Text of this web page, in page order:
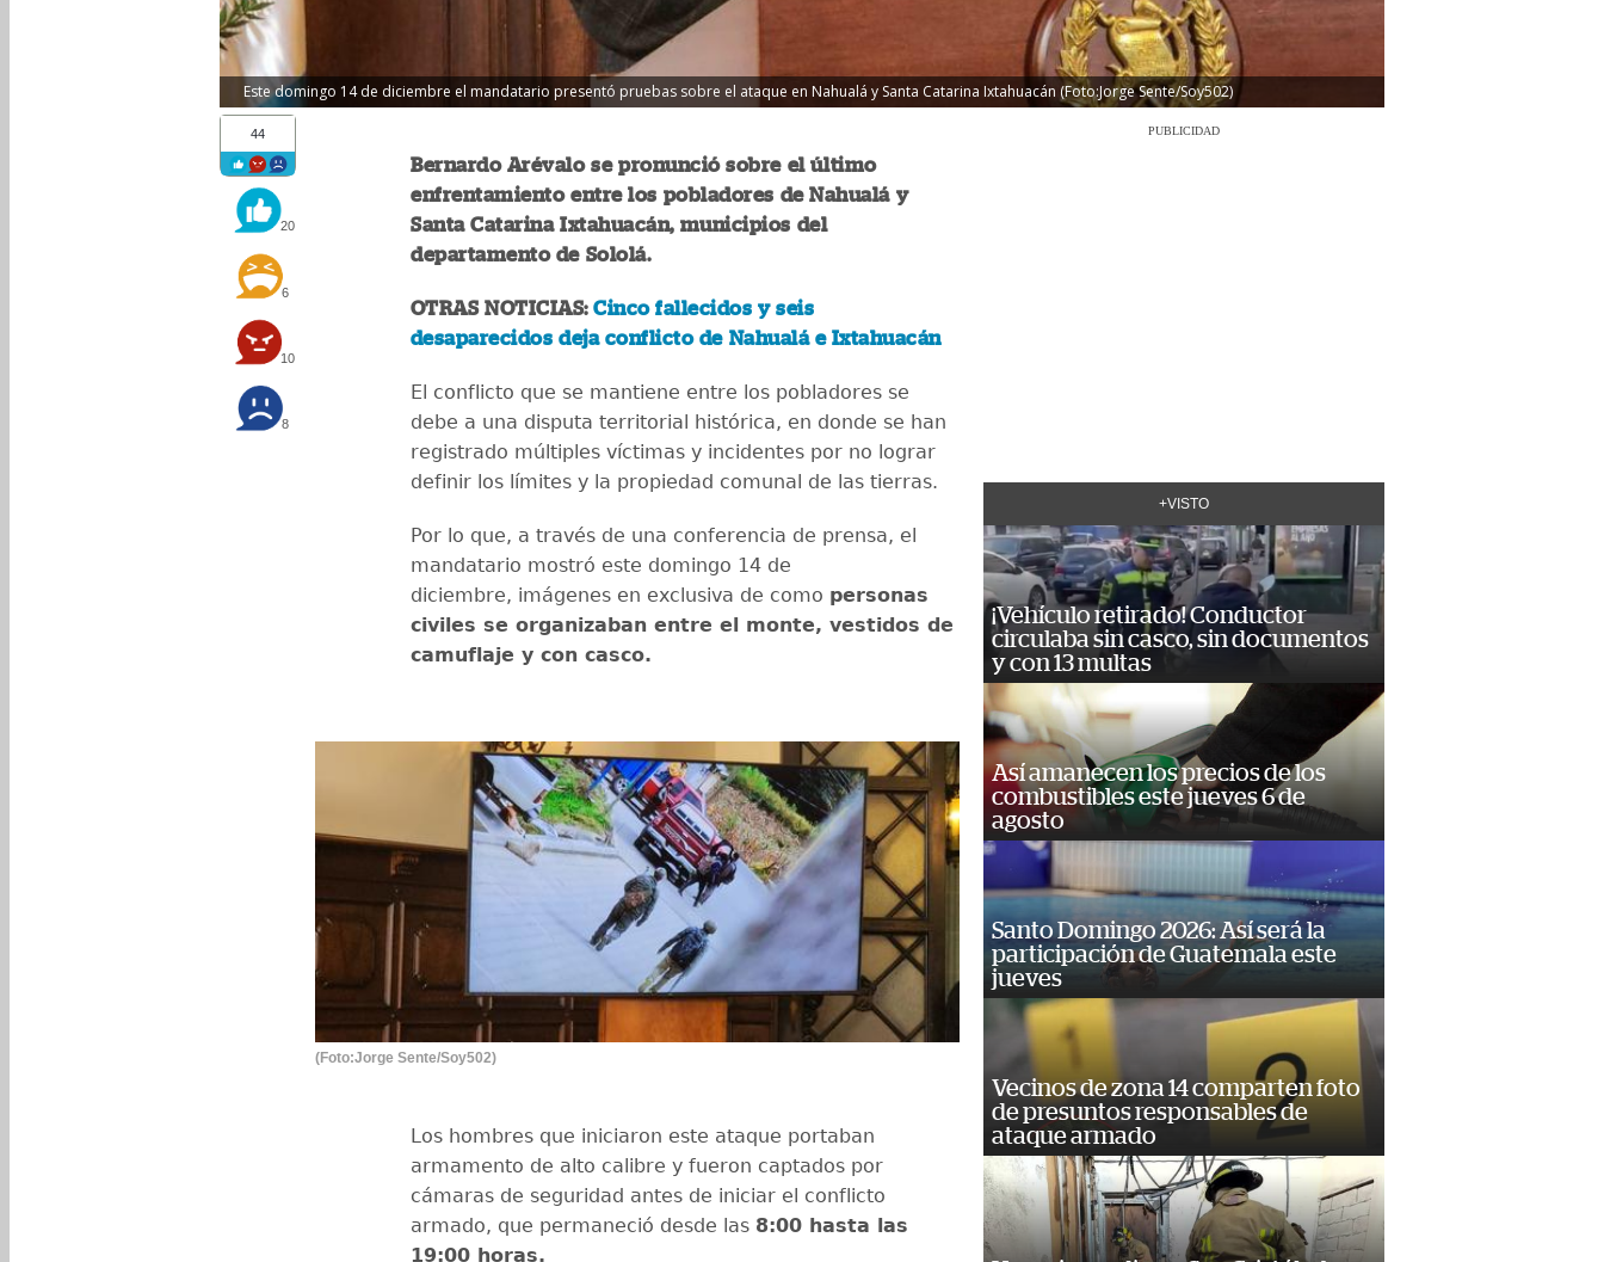
Este domingo 14 de diciembre el mandatario presentó pruebas sobre el ataque en Nahualá y Santa Catarina Ixtahuacán (Foto:Jorge Sente/Soy502)
44
20
6
10
8
Bernardo Arévalo se pronunció sobre el último
enfrentamiento entre los pobladores de Nahualá y
Santa Catarina Ixtahuacán, municipios del
departamento de Sololá.
OTRAS NOTICIAS:Cinco fallecidos y seis
desaparecidos deja conflicto de Nahualá e Ixtahuacán
El conflicto que se mantiene entre los pobladores se
debe a una disputa territorial histórica, en donde se han
registrado múltiples víctimas y incidentes por no lograr
definir los límites y la propiedad comunal de las tierras.
Por lo que, a través de una conferencia de prensa, el
mandatario mostró este domingo 14 de
diciembre, imágenes en exclusiva de como personas
civiles se organizaban entre el monte, vestidos de
camuflaje y con casco.
(Foto:Jorge Sente/Soy502)
Los hombres que iniciaron este ataque portaban
armamento de alto calibre y fueron captados por
cámaras de seguridad antes de iniciar el conflicto
armado, que permaneció desde las 8:00 hasta las
19:00 horas.
PUBLICIDAD
+VISTO
¡Vehículo retirado! Conductor
circulaba sin casco, sin documentos
y con 13 multas
Así amanecen los precios de los
combustibles este jueves 6 de
agosto
Santo Domingo 2026: Así será la
participación de Guatemala este
jueves
Vecinos de zona 14 comparten foto
de presuntos responsables de
ataque armado